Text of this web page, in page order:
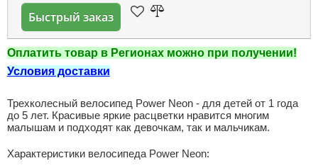
Быстрый заказ
Оплатить товар в Регионах можно при получении!
Условия доставки
Трехколесный велосипед Power Neon - для детей от 1 года
до 5 лет. Красивые яркие расцветки нравится многим
малышам и подходят как девочкам, так и мальчикам.
Характеристики велосипеда Power Neon: